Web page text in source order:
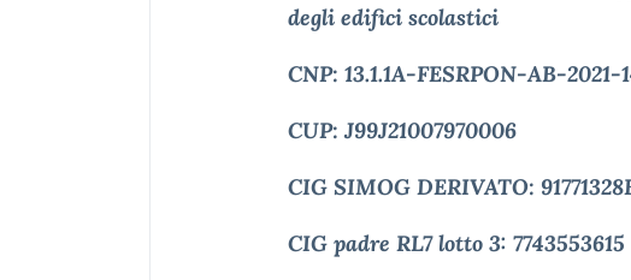
degli edifici scolastici
CNP: 13.1.1A-FESRPON-AB-2021-
CUP: J99J21007970006
CIG SIMOG DERIVATO:
CIG padre RL7 lotto 3: 7743553615